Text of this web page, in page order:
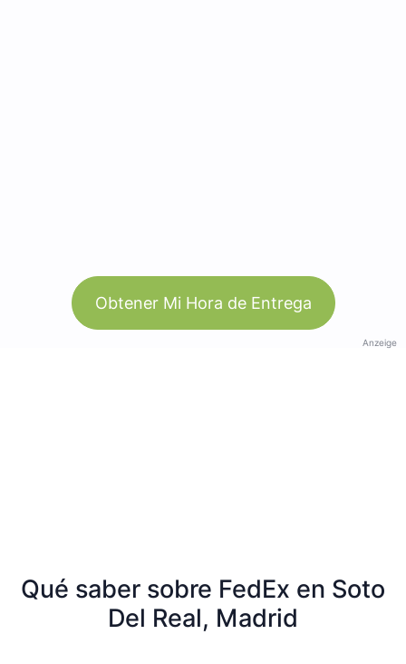
Obtener Mi Hora de Entrega
Anzeige
Qué saber sobre FedEx en Soto
Del Real, Madrid